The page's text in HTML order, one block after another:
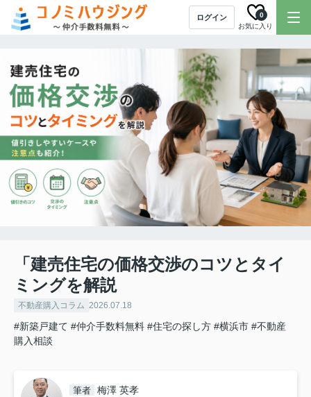
ログイン
お気に入り
0
「建売住宅の価格交渉のコツとタイ
ミングを解説
不動産購入コラム 2026.07.18
#新築戸建て #仲介手数料無料 #住宅の探し方 #横浜市 #不動産
購入相談
筆者 梅澤 英孝